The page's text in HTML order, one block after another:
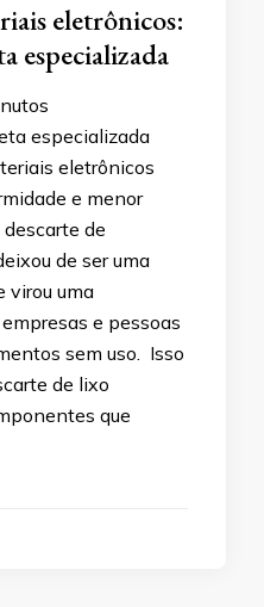
eletrônicos:
especializada
especializada
eletrônicos
e menor
de
de ser uma
virou uma
e pessoas
sem uso. Isso
de lixo
que